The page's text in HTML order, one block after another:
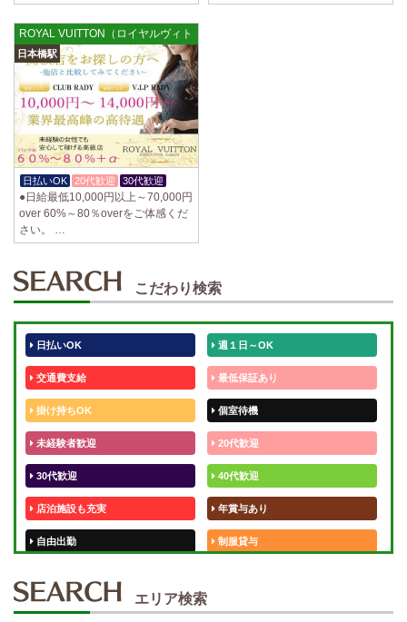
ROYAL VUITTON（ロイヤルヴィトン）
日本橋駅
日払いOK 20代歓迎 30代歓迎
●日給最低10,000円以上～70,000円
over 60%～80％overをご体感くだ
さい。 …
こだわり検索
日払いOK 週１日～OK
交通費支給 最低保証あり
掛け持ちOK 個室待機
未経験者歓迎 20代歓迎
30代歓迎 40代歓迎
店泊施設も充実 年賞与あり
自由出勤 制服貸与
エリア検索